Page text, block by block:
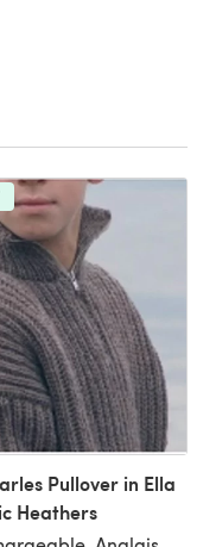
Pullover in Ella
Heathers